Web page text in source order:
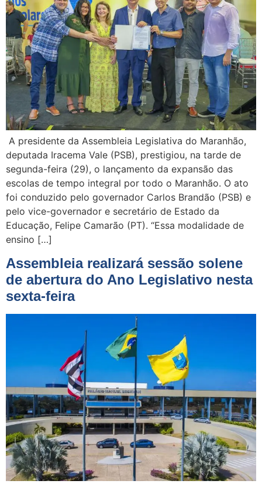
A presidente da Assembleia Legislativa do Maranhão,
deputada Iracema Vale (PSB), prestigiou, na tarde de
segunda-feira (29), o lançamento da expansão das
escolas de tempo integral por todo o Maranhão. O ato
foi conduzido pelo governador Carlos Brandão (PSB) e
pelo vice-governador e secretário de Estado da
Educação, Felipe Camarão (PT). “Essa modalidade de
ensino […]
Assembleia realizará sessão solene
de abertura do Ano Legislativo nesta
sexta-feira